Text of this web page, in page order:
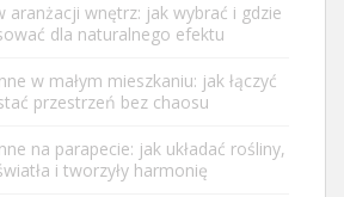
aranżacji wnętrz: jak wybrać i gdzie
dla naturalnego efektu
w małym mieszkaniu: jak łączyć
przestrzeń bez chaosu
na parapecie: jak układać rośliny,
i tworzyły harmonię